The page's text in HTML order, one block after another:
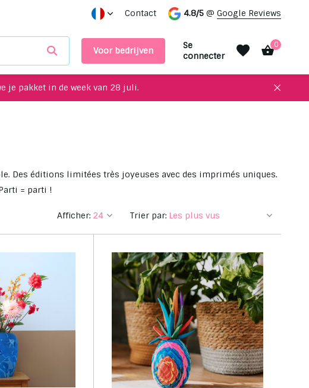
! Prendre rendez-vous dans notre salle d'exposition
Contact 4.8/5 @ Google Reviews
Voor bedrijven
Se
connecter
0
je pakket in de week van 28 juli.
Des éditions limitées très joyeuses avec des imprimés uniques.
= parti !
Afficher: Trier par: